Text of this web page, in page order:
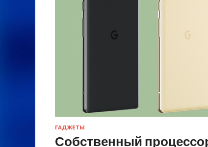
ГАДЖЕТЫ
Собственный